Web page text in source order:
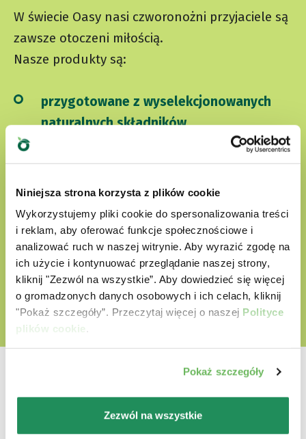
Niniejsza strona korzysta z plików cookie
Wykorzystujemy pliki cookie do spersonalizowania treści
i reklam, aby oferować funkcje społecznościowe i
analizować ruch w naszej witrynie. Aby wyrazić zgodę na
ich użycie i kontynuować przeglądanie naszej strony,
kliknij "Zezwól na wszystkie”. Aby dowiedzieć się więcej
o gromadzonych danych osobowych i ich celach, kliknij
"Pokaż szczegóły”. Przeczytaj więcej o naszej Polityce
plików cookie .
Pokaż szczegóły
Zezwól na wszystkie
W świecie Oasy nasi czworonożni przyjaciele są
zawsze otoczeni miłością.
Nasze produkty są:
przygotowane z wyselekcjonowanych
naturalnych składników
nie zawierają sztucznych barwników
Cruelty free
ODKRYJ NASZ ŚWIAT MIŁOŚCI
Która jest ich ulubioną?